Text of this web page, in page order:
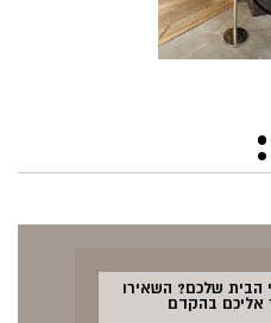
הבית שלכם? השאירו
אליכם בהקדם